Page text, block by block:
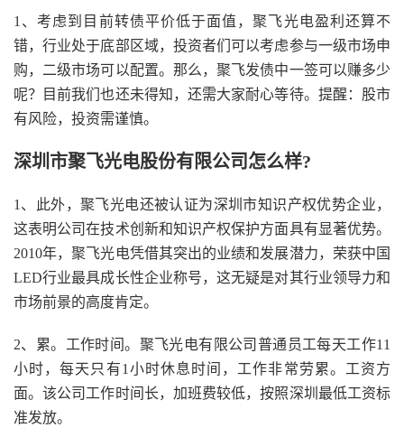
1、考虑到目前转债平价低于面值，聚飞光电盈利还算不
错，行业处于底部区域，投资者们可以考虑参与一级市场申
购，二级市场可以配置。那么，聚飞发债中一签可以赚多少
呢？目前我们也还未得知，还需大家耐心等待。提醒：股市
有风险，投资需谨慎。
深圳市聚飞光电股份有限公司怎么样?
1、此外，聚飞光电还被认证为深圳市知识产权优势企业，
这表明公司在技术创新和知识产权保护方面具有显著优势。
2010年，聚飞光电凭借其突出的业绩和发展潜力，荣获中国
LED行业最具成长性企业称号，这无疑是对其行业领导力和
市场前景的高度肯定。
2、累。工作时间。聚飞光电有限公司普通员工每天工作11
小时，每天只有1小时休息时间，工作非常劳累。工资方
面。该公司工作时间长，加班费较低，按照深圳最低工资标
准发放。